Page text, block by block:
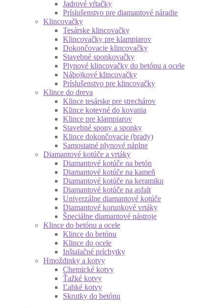
Jadrové vŕtačky
Príslušenstvo pre diamantové náradie
Klincovačky
Tesárske klincovačky
Klincovačky pre klampiarov
Dokončovacie klincovačky
Stavebné sponkovačky
Plynové klincovačky do betónu a ocele
Nábojkové klincovačky
Príslušenstvo pre klincovačky
Klince do dreva
Klince tesárske pre strechárov
Klince kotevné do kovania
Klince pre klampiarov
Stavebné spony a sponky
Klince dokončovacie (brady)
Samostatné plynové náplne
Diamantové kotúče a vrtáky
Diamantové kotúče na betón
Diamantové kotúče na kameň
Diamantové kotúče na keramiku
Diamantové kotúče na asfalt
Univerzálne diamantové kotúče
Diamantové korunkové vrtáky
Špeciálne diamantové nástroje
Klince do betónu a ocele
Klince do betónu
Klince do ocele
Inštalačné príchytky
Hmoždinky a kotvy
Chemické kotvy
Ťažké kotvy
Ľahké kotvy
Skrutky do betónu